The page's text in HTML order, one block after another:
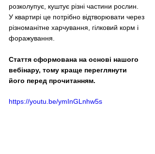
розколупує, куштує різні частини рослин.
У квартирі це потрібно відтворювати через
різноманітне харчування, гілковий корм і
форажування.
Стаття сформована на основі нашого
вебінару, тому краще переглянути
його перед прочитанням.
https://youtu.be/ymInGLnhw5s